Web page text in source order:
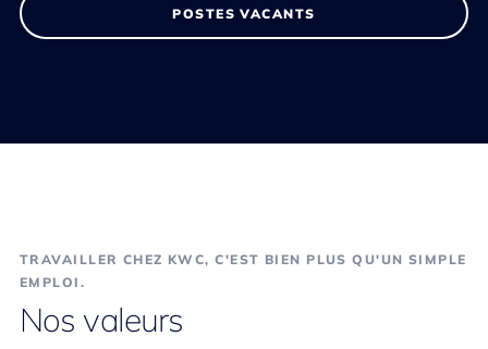
POSTES VACANTS
TRAVAILLER CHEZ KWC, C'EST BIEN PLUS QU'UN SIMPLE
EMPLOI.
Nos valeurs